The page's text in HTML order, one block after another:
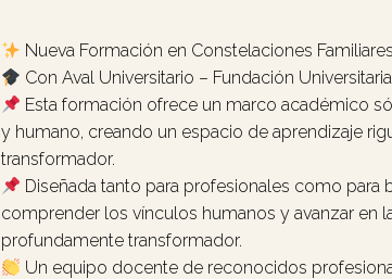
Nueva Formación en Constelaciones
Con Aval Universitario – Fundación
Esta formación ofrece un marco académico
y humano, creando un espacio de aprendizaje
transformador.
Diseñada tanto para profesionales como para
comprender los vínculos humanos y avanzar en
profundamente transformador.
Un equipo docente de reconocidos